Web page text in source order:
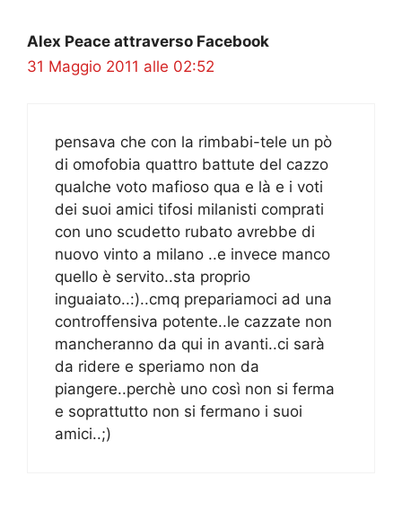
Alex Peace attraverso Facebook
31 Maggio 2011 alle 02:52
pensava che con la rimbabi-tele un pò
di omofobia quattro battute del cazzo
qualche voto mafioso qua e là e i voti
dei suoi amici tifosi milanisti comprati
con uno scudetto rubato avrebbe di
nuovo vinto a milano ..e invece manco
quello è servito..sta proprio
inguaiato..:)..cmq prepariamoci ad una
controffensiva potente..le cazzate non
mancheranno da qui in avanti..ci sarà
da ridere e speriamo non da
piangere..perchè uno così non si ferma
e soprattutto non si fermano i suoi
amici..;)